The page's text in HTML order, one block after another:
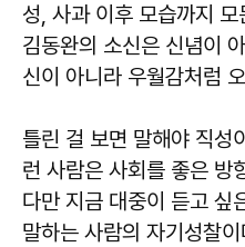
성, 사과 이후 모습까지
김동완의 소신은 신념이
신이 아니라 우월감처럼
틀린 걸 보면 말해야 직성
런 사람은 사회를 좋은 방
다만 지금 대중이 듣고 싶
말하는 사람의 자기성찰